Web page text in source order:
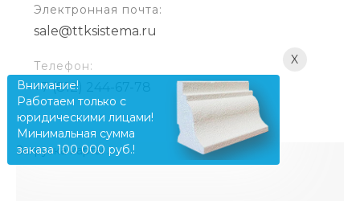
Электронная почта:
sale@ttksistema.ru
Телефон:
+7 (812) 244-67-78
Загрузка карты ...
X
Внимание!
Работаем только с
юридическими лицами!
Минимальная сумма
заказа 100 000 руб.!